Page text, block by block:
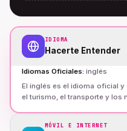
IDIOMA
Hacerte Entender
Idiomas Oficiales: inglés
El inglés es el idioma oficial
el turismo, el transporte y los
MÓVIL E INTERNET